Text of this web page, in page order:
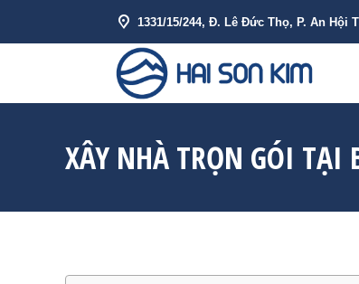
1331/15/244, Đ. Lê Đức Thọ, P. An Hội
XÂY NHÀ TRỌN GÓI
VỀ